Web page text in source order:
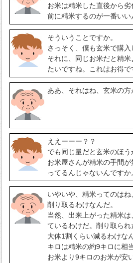
お米は精米した直後から
前に精米するのが一番いい
そういうことですか。
さっそく、僕も玄米で購入
それに、同じお米だと精
たいですね。これはお得で
ああ、それはね、玄米の方
ええーーー？？
でも同じ量だと玄米のほう
お米屋さんが精米の手間
ってるんじゃないんですか
いやいや、精米ってのは
削り取るわけなんだ。
当然、出来上がった精米
ているわけだ。削り取られ
大体1割くらい減るわけな
キロは精米の約9キロに相
お米より9キロのお米が安